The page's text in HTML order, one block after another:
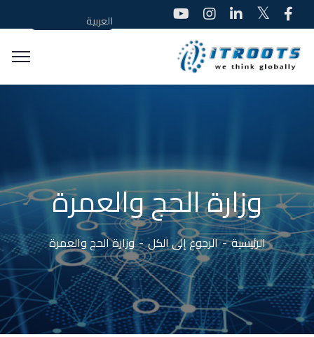
وزارة الحج والعمرة
الرئيسية الرجوع إلى الكل وزارة الحج والعمرة
العربية